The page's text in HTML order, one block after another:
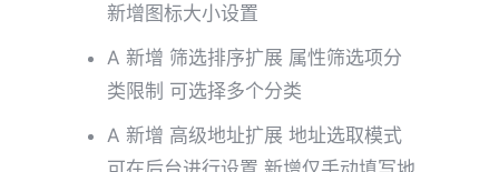
新增图标大小设置
A 新增 筛选排序扩展 属性筛选项分
类限制 可选择多个分类
A 新增 高级地址扩展 地址选取模式